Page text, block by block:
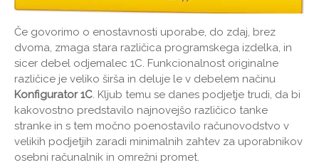
Če govorimo o enostavnosti uporabe, do zdaj, brez
dvoma, zmaga stara različica programskega izdelka, in
sicer debel odjemalec 1C. Funkcionalnost originalne
različice je veliko širša in deluje le v debelem načinu
Konfigurator 1C. Kljub temu se danes podjetje trudi, da bi
kakovostno predstavilo najnovejšo različico tanke
stranke in s tem močno poenostavilo računovodstvo v
velikih podjetjih zaradi minimalnih zahtev za uporabnikov
osebni računalnik in omrežni promet.